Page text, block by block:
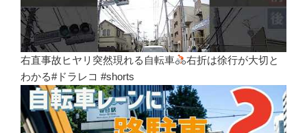
右直事故ヒヤリ突然現れる自転車
右折は徐行が大切と
わかる#ドラレコ #shorts